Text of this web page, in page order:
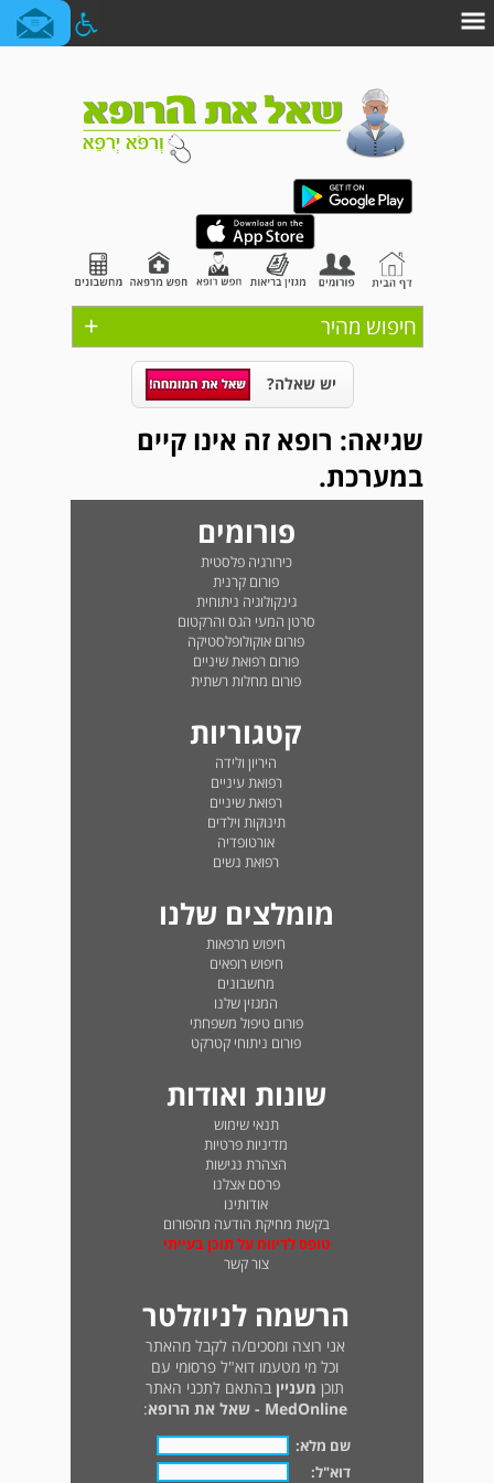
+ חיפוש מהיר
יש שאלה?
שגיאה: רופא זה אינו קיים
במערכת.
פורומים
כירורגיה פלסטית
פורום קרנית
גינקולוגיה ניתוחית
סרטן המעי הגס והרקטום
פורום אוקולופלסטיקה
פורום רפואת שיניים
פורום מחלות רשתית
קטגוריות
היריון ולידה
רפואת עיניים
רפואת שיניים
תינוקות וילדים
אורטופדיה
רפואת נשים
מומלצים שלנו
חיפוש מרפאות
חיפוש רופאים
מחשבונים
המגזין שלנו
פורום טיפול משפחתי
פורום ניתוחי קטרקט
שונות ואודות
תנאי שימוש
מדיניות פרטיות
הצהרת נגישות
פרסם אצלנו
אודותינו
בקשת מחיקת הודעה מהפורום
טופס לדיווח על תוכן בעייתי
צור קשר
הרשמה לניוזלטר
אני רוצה ומסכים/ה לקבל מהאתר
וכל מי מטעמו דוא"ל פרסומי עם
תוכן מעניין בהתאם לתכני האתר
MedOnline - שאל את הרופא
:
שם מלא:
דוא"ל: